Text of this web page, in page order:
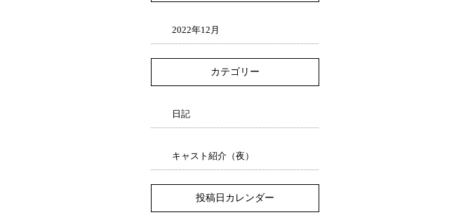
2022年12月
カテゴリー
日記
キャスト紹介（夜）
投稿日カレンダー